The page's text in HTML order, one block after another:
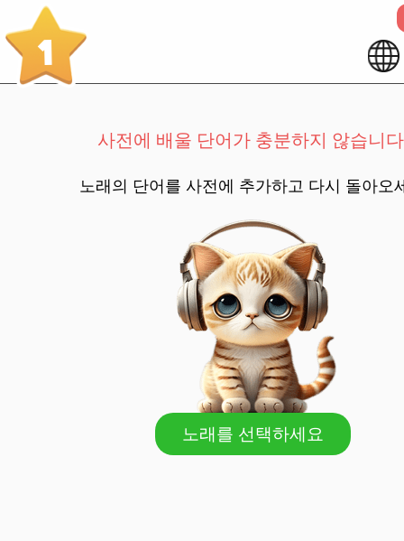
1
사전에 배울 단어가 충분하지 않습니
노래의 단어를 사전에 추가하고 다시 돌아오
노래를 선택하세요